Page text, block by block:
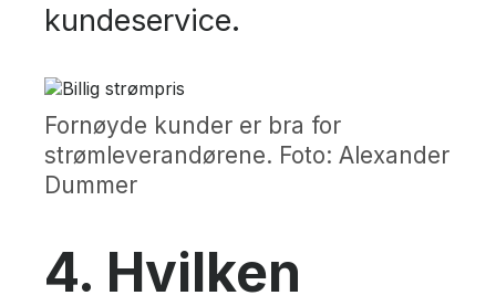
kundeservice.
Fornøyde kunder er bra for
strømleverandørene. Foto: Alexander
Dummer
4. Hvilken